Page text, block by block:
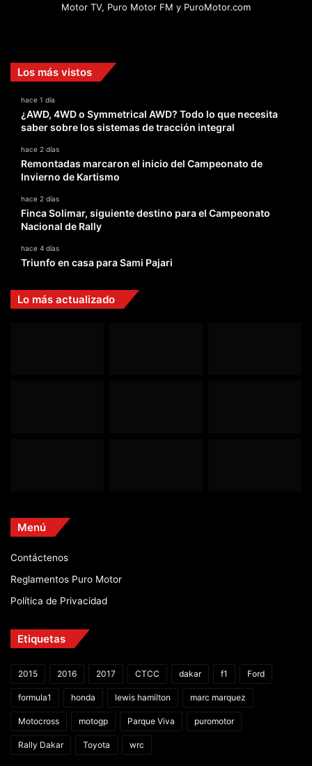
Motor TV, Puro Motor FM y PuroMotor.com
Los más vistos
hace 1 día
¿AWD, 4WD o Symmetrical AWD? Todo lo que necesita
saber sobre los sistemas de tracción integral
hace 2 días
Remontadas marcaron el inicio del Campeonato de
Invierno de Kartismo
hace 2 días
Finca Solimar, siguiente destino para el Campeonato
Nacional de Rally
hace 4 días
Triunfo en casa para Sami Pajari
Lo más actualizado
Menú
Contáctenos
Reglamentos Puro Motor
Política de Privacidad
Etiquetas
2015 2016 2017 CTCC dakar f1 Ford
formula1 honda lewis hamilton marc marquez
Motocross motogp Parque Viva puromotor
Rally Dakar Toyota wrc